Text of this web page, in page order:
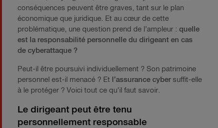
conséquences peuvent être graves, tant sur le plan
économique que juridique. Et au cœur de cette
problématique, une question prend de l’ampleur : quelle
est la responsabilité personnelle du dirigeant en cas
de cyberattaque ?
Peut-il être poursuivi individuellement ? Son patrimoine
personnel est-il menacé ? Et
l’assurance cybersuffit-elle
à le protéger ? Voici tout ce qu’il faut savoir.
Le dirigeant peut être tenu
personnellement responsable